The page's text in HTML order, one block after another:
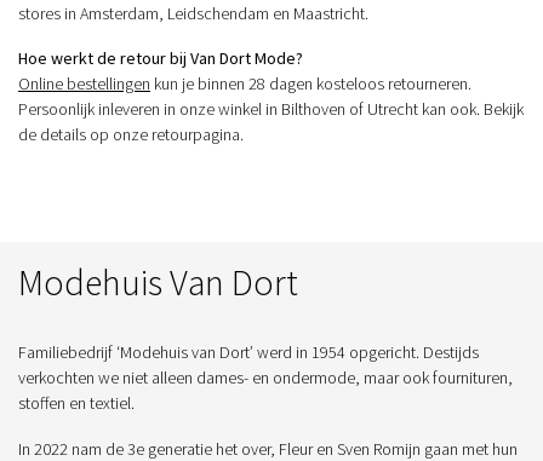
stores in Amsterdam, Leidschendam en Maastricht.
Hoe werkt de retour bij Van Dort Mode?
Online bestellingen kun je binnen 28 dagen kosteloos retourneren.
Persoonlijk inleveren in onze winkel in Bilthoven of Utrecht kan ook. Bekijk
de details op onze retourpagina.
Modehuis Van Dort
Familiebedrijf ‘Modehuis van Dort’ werd in 1954 opgericht. Destijds
verkochten we niet alleen dames- en ondermode, maar ook fournituren,
stoffen en textiel.
In 2022 nam de 3e generatie het over, Fleur en Sven Romijn gaan met hun